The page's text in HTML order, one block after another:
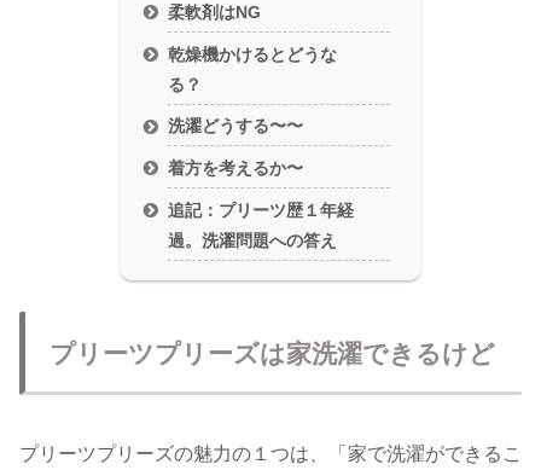
柔軟剤はNG
乾燥機かけるとどうな
る？
洗濯どうする〜〜
着方を考えるか〜
追記：プリーツ歴１年経
過。洗濯問題への答え
プリーツプリーズは家洗濯できるけど
プリーツプリーズの魅力の１つは、「家で洗濯ができるこ